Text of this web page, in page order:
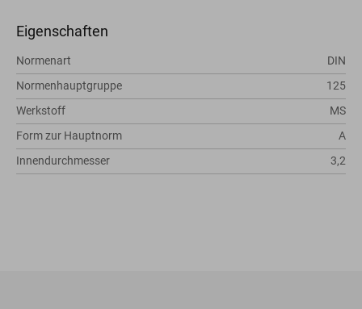
Eigenschaften
Normenart
DIN
Normenhauptgruppe
125
Werkstoff
MS
Form zur Hauptnorm
A
Innendurchmesser
3,2